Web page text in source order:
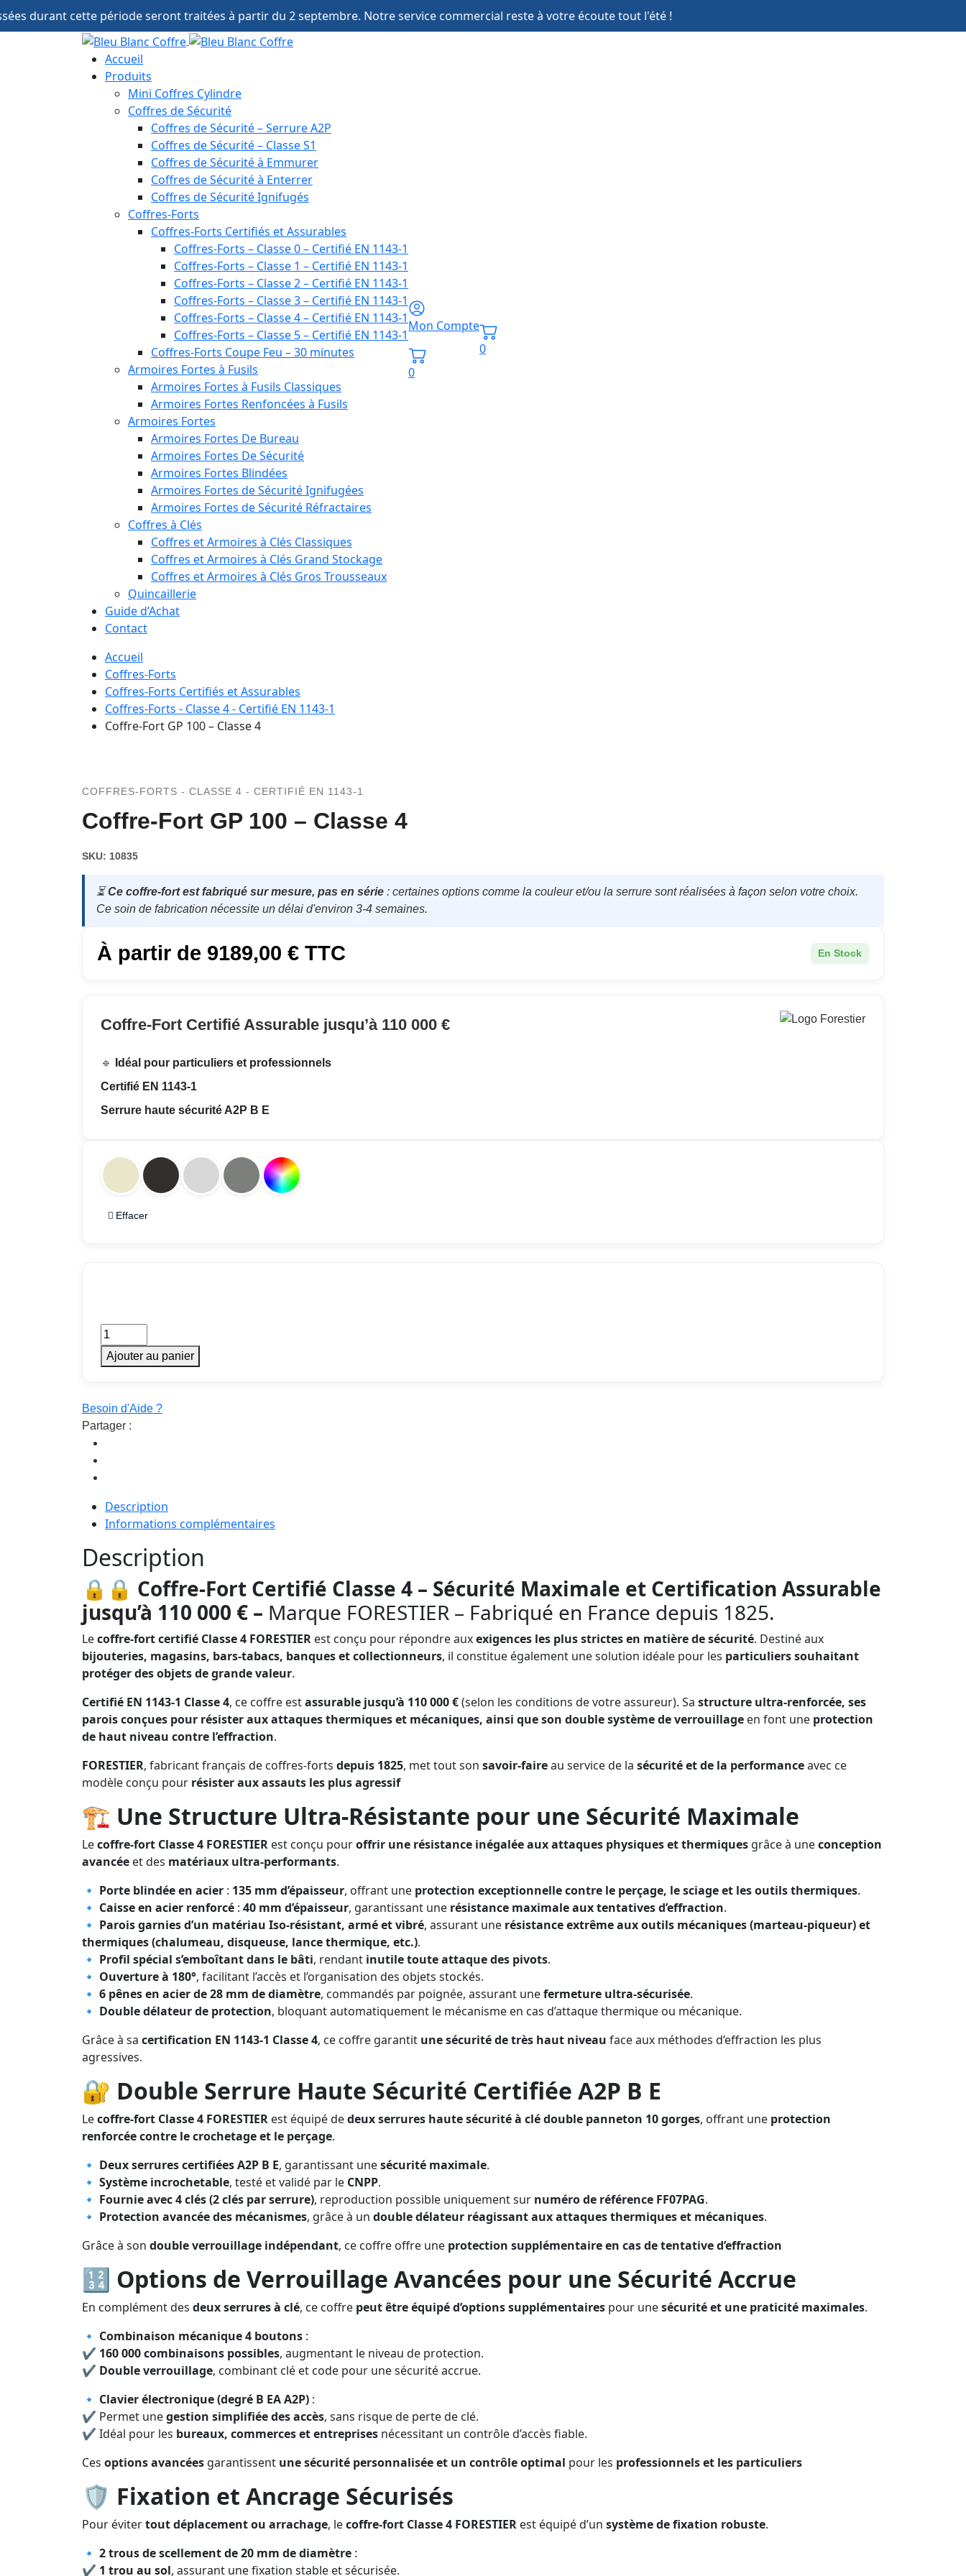
période seront traitées à partir du 2 septembre. Notre service commercial reste à votre écoute tout l'été !
Accueil
Produits
Mini Coffres Cylindre
Coffres de Sécurité
Coffres de Sécurité – Serrure A2P
Coffres de Sécurité – Classe S1
Coffres de Sécurité à Emmurer
Coffres de Sécurité à Enterrer
Coffres de Sécurité Ignifugés
Coffres-Forts
Coffres-Forts Certifiés et Assurables
Coffres-Forts – Classe 0 – Certifié EN 1143-1
Coffres-Forts – Classe 1 – Certifié EN 1143-1
Coffres-Forts – Classe 2 – Certifié EN 1143-1
Coffres-Forts – Classe 3 – Certifié EN 1143-1
Coffres-Forts – Classe 4 – Certifié EN 1143-1
Coffres-Forts – Classe 5 – Certifié EN 1143-1
Coffres-Forts Coupe Feu – 30 minutes
Armoires Fortes à Fusils
Armoires Fortes à Fusils Classiques
Armoires Fortes Renfoncées à Fusils
Armoires Fortes
Armoires Fortes De Bureau
Armoires Fortes De Sécurité
Armoires Fortes Blindées
Armoires Fortes de Sécurité Ignifugées
Armoires Fortes de Sécurité Réfractaires
Coffres à Clés
Coffres et Armoires à Clés Classiques
Coffres et Armoires à Clés Grand Stockage
Coffres et Armoires à Clés Gros Trousseaux
Quincaillerie
Guide d’Achat
Contact
Mon Compte
0
0
Accueil
Coffres-Forts
Coffres-Forts Certifiés et Assurables
Coffres-Forts - Classe 4 - Certifié EN 1143-1
Coffre-Fort GP 100 – Classe 4
COFFRES-FORTS - CLASSE 4 - CERTIFIÉ EN 1143-1
Coffre-Fort GP 100 – Classe 4
SKU: 10835
⏳Ce coffre-fort est fabriqué sur mesure, pas en série : certaines options comme la couleur et/ou la serrure sont réalisées à façon selon votre choix.
Ce soin de fabrication nécessite un délai d'environ 3-4 semaines.
À partir de 9189,00 € TTC En Stock
Coffre-Fort Certifié Assurable jusqu’à 110 000 €
🔹
Idéal pour particuliers et professionnels
Certifié EN 1143-1
Serrure haute sécurité A2P B E
Effacer
Coffre-
Fort
GP
Classe
Ajouter au panier
Besoin d'Aide ?
Partager :
Description
Informations complémentaires
Description
🔒🔒 Coffre-Fort Certifié Classe 4 – Sécurité Maximale et Certification Assurable
jusqu’à 110 000 € – Marque FORESTIER – Fabriqué en France depuis 1825.
Lecoffre-fort certifié Classe 4 FORESTIER est conçu pour répondre auxexigences les plus strictes en matière de sécurité. Destiné aux
bijouteries, magasins, bars-tabacs, banques et collectionneurs, il constitue également une solution idéale pour les particuliers souhaitant
protéger des objets de grande valeur.
Certifié EN 1143-1 Classe 4, ce coffre estassurable jusqu’à 110 000 €(selon les conditions de votre assureur). Sa structure ultra-renforcée, ses
parois conçues pour résister aux attaques thermiques et mécaniques, ainsi que son double système de verrouillage en font une protection
de haut niveau contre l’effraction.
FORESTIER, fabricant français de coffres-forts depuis 1825, met tout son savoir-faireau service de la sécurité et de la performanceavec ce
modèle conçu pour résister aux assauts les plus agressif
🏗️ Une Structure Ultra-Résistante pour une Sécurité Maximale
Lecoffre-fort Classe 4 FORESTIER est conçu pouroffrir une résistance inégalée aux attaques physiques et thermiques grâce à uneconception
avancée et des matériaux ultra-performants.
🔹 Porte blindée en acier : 135 mm d’épaisseur, offrant une protection exceptionnelle contre le perçage, le sciage et les outils thermiques.
🔹 Caisse en acier renforcé : 40 mm d’épaisseur, garantissant une résistance maximale aux tentatives d’effraction.
🔹 Parois garnies d’un matériau Iso-résistant, armé et vibré, assurant une résistance extrême aux outils mécaniques (marteau-piqueur) et
thermiques (chalumeau, disqueuse, lance thermique, etc.).
🔹 Profil spécial s’emboîtant dans le bâti, rendant inutile toute attaque des pivots.
🔹 Ouverture à 180°, facilitant l’accès et l’organisation des objets stockés.
🔹 6 pênes en acier de 28 mm de diamètre, commandés par poignée, assurant unefermeture ultra-sécurisée.
🔹 Double délateur de protection, bloquant automatiquement le mécanisme en cas d’attaque thermique ou mécanique.
Grâce à sa certification EN 1143-1 Classe 4, ce coffre garantit une sécurité de très haut niveau face aux méthodes d’effraction les plus
agressives.
🔐 Double Serrure Haute Sécurité Certifiée A2P B E
Lecoffre-fort Classe 4 FORESTIER est équipé dedeux serrures haute sécurité à clé double panneton 10 gorges, offrant une protection
renforcée contre le crochetage et le perçage.
🔹 Deux serrures certifiées A2P B E, garantissant unesécurité maximale.
🔹 Système incrochetable, testé et validé par le CNPP.
🔹 Fournie avec 4 clés (2 clés par serrure), reproduction possible uniquement sur numéro de référence FF07PAG.
🔹 Protection avancée des mécanismes, grâce à un double délateur réagissant aux attaques thermiques et mécaniques.
Grâce à son double verrouillage indépendant, ce coffre offre une protection supplémentaire en cas de tentative d’effraction
🔢 Options de Verrouillage Avancées pour une Sécurité Accrue
En complément des deux serrures à clé, ce coffre peut être équipé d’options supplémentaires pour unesécurité et une praticité maximales.
🔹 Combinaison mécanique 4 boutons :
✔ 160 000 combinaisons possibles, augmentant le niveau de protection.
✔ Double verrouillage, combinant clé et code pour une sécurité accrue.
🔹 Clavier électronique (degré B EA A2P) :
✔ Permet unegestion simplifiée des accès, sans risque de perte de clé.
✔ Idéal pour les bureaux, commerces et entreprises nécessitant un contrôle d’accès fiable.
Ces options avancées garantissent une sécurité personnalisée et un contrôle optimal pour les professionnels et les particuliers
🛡️ Fixation et Ancrage Sécurisés
Pour évitertout déplacement ou arrachage, lecoffre-fort Classe 4 FORESTIER est équipé d’un système de fixation robuste.
🔹 2 trous de scellement de 20 mm de diamètre :
✔ 1 trou au sol, assurant une fixation stable et sécurisée.
Panneau de gestion des cookies